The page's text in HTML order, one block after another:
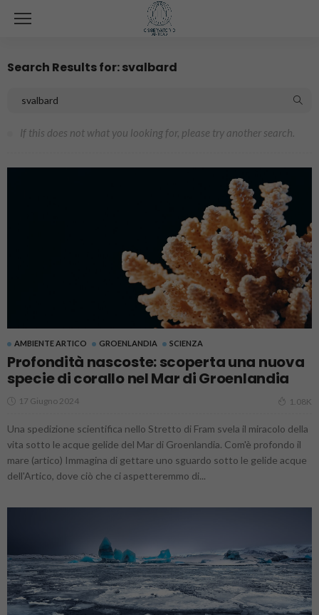
Search Results for: svalbard
If this does not what you looking for, please try another search.
AMBIENTE ARTICO GROENLANDIA SCIENZA
Profondità nascoste: scoperta una nuova
specie di corallo nel Mar di Groenlandia
17 Giugno 2024 1.08K
Una spedizione scientifica nello Stretto di Fram svela il miracolo della
vita sotto le acque gelide del Mar di Groenlandia. Com'è profondo il
mare (artico) Immagina di gettare uno sguardo sotto le gelide acque
dell'Artico, dove ciò che ci aspetteremmo di...